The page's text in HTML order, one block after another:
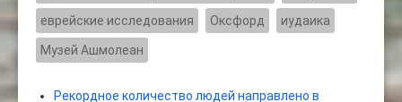
еврейские исследования Оксфорд иудаика
Музей Ашмолеан
Рекордное количество людей направлено в